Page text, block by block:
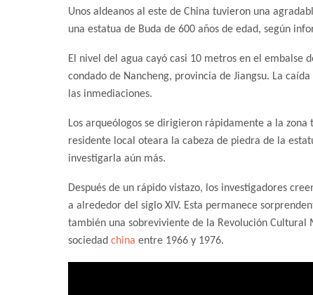
Unos aldeanos al este de China tuvieron una
una estatua de Buda de 600 años de edad, según
El nivel del agua cayó casi 10 metros en el embalse
condado de Nancheng, provincia de Jiangsu. La
las inmediaciones.
Los arqueólogos se dirigieron rápidamente a la
residente local oteara la cabeza de piedra de la
investigarla aún más.
Después de un rápido vistazo, los investigadores
a alrededor del siglo XIV. Esta permanece
también una sobreviviente de la Revolución
sociedad china entre 1966 y 1976.